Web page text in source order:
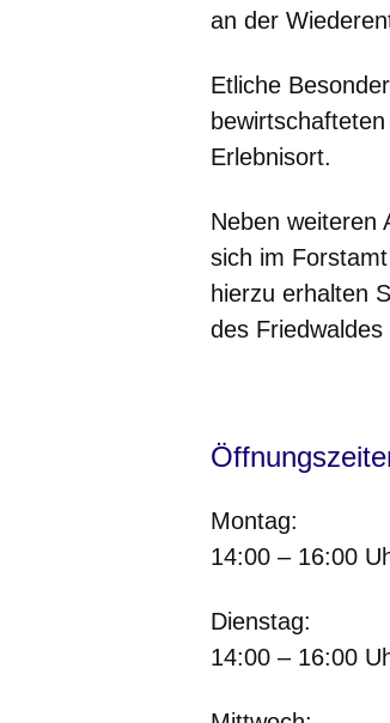
an der
Etliche
Erlebnisort.
Neben weiteren
sich im
hierzu erhalten
des Friedwaldes
14:00 – 16:00
14:00 – 16:00